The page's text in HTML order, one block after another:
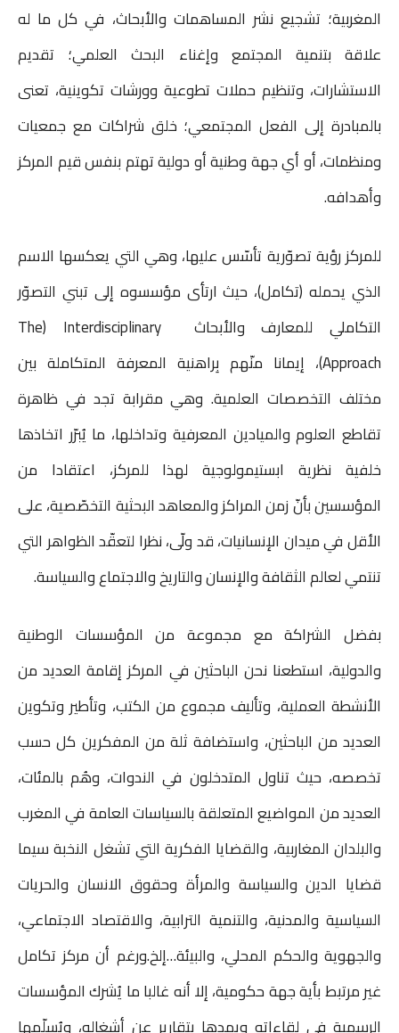
المغربية؛ تشجيع نشر المساهمات والأبحاث، في كل ما له
علاقة بتنمية المجتمع وإغناء البحث العلمي؛ تقديم
الاستشارات، وتنظيم حملات تطوعية وورشات تكوينية، تعنى
بالمبادرة إلى الفعل المجتمعي؛ خلق شراكات مع جمعيات
ومنظمات، أو أي جهة وطنية أو دولية تهتم بنفس قيم المركز
وأهدافه.
للمركز رؤية تصوّرية تأسّس عليها، وهي التي يعكسها الاسم
الذي يحمله (تكامل)، حيث ارتأى مؤسسوه إلى تبني التصوّر
التكاملي للمعارف والأبحاث The) Interdisciplinary
Approach)، إيمانا منّهم بِراهنية المعرفة المتكاملة بين
مختلف التخصصات العلمية. وهي مقرابة تجد في ظاهرة
تقاطع العلوم والميادين المعرفية وتداخلها، ما يُبرّر اتخاذها
خلفية نظرية ابستيمولوجية لهذا للمركز، اعتقادا من
المؤسسين بأنّ زمن المراكز والمعاهد البحثية التخصّصية، على
الأقل في ميدان الإنسانيات، قد ولّى، نظرا لتعقّد الظواهر التي
تنتمي لعالم الثقافة والإنسان والتاريخ والاجتماع والسياسة.
بفضل الشراكة مع مجموعة من المؤسسات الوطنية
والدولية، استطعنا نحن الباحثين في المركز إقامة العديد من
الأنشطة العملية، وتأليف مجموع من الكتب، وتأطير وتكوين
العديد من الباحثين، واستضافة ثلة من المفكرين كل حسب
تخصصه، حيث تناول المتدخلون في الندوات، وهُم بالمئات،
العديد من المواضيع المتعلقة بالسياسات العامة في المغرب
والبلدان المغاربية، والقضايا الفكرية التي تشغل النخبة سيما
قضايا الدين والسياسة والمرأة وحقوق الانسان والحريات
السياسية والمدنية، والتنمية الترابية، والاقتصاد الاجتماعي،
والجهوية والحكم المحلي، والبيئة…إلخ.ورغم أن مركز تكامل
غير مرتبط بأية جهة حكومية، إلا أنه غالبا ما يُشرك المؤسسات
الرسمية في لقاءاته ويمدها بتقارير عن أشغاله، ويُسلّمها